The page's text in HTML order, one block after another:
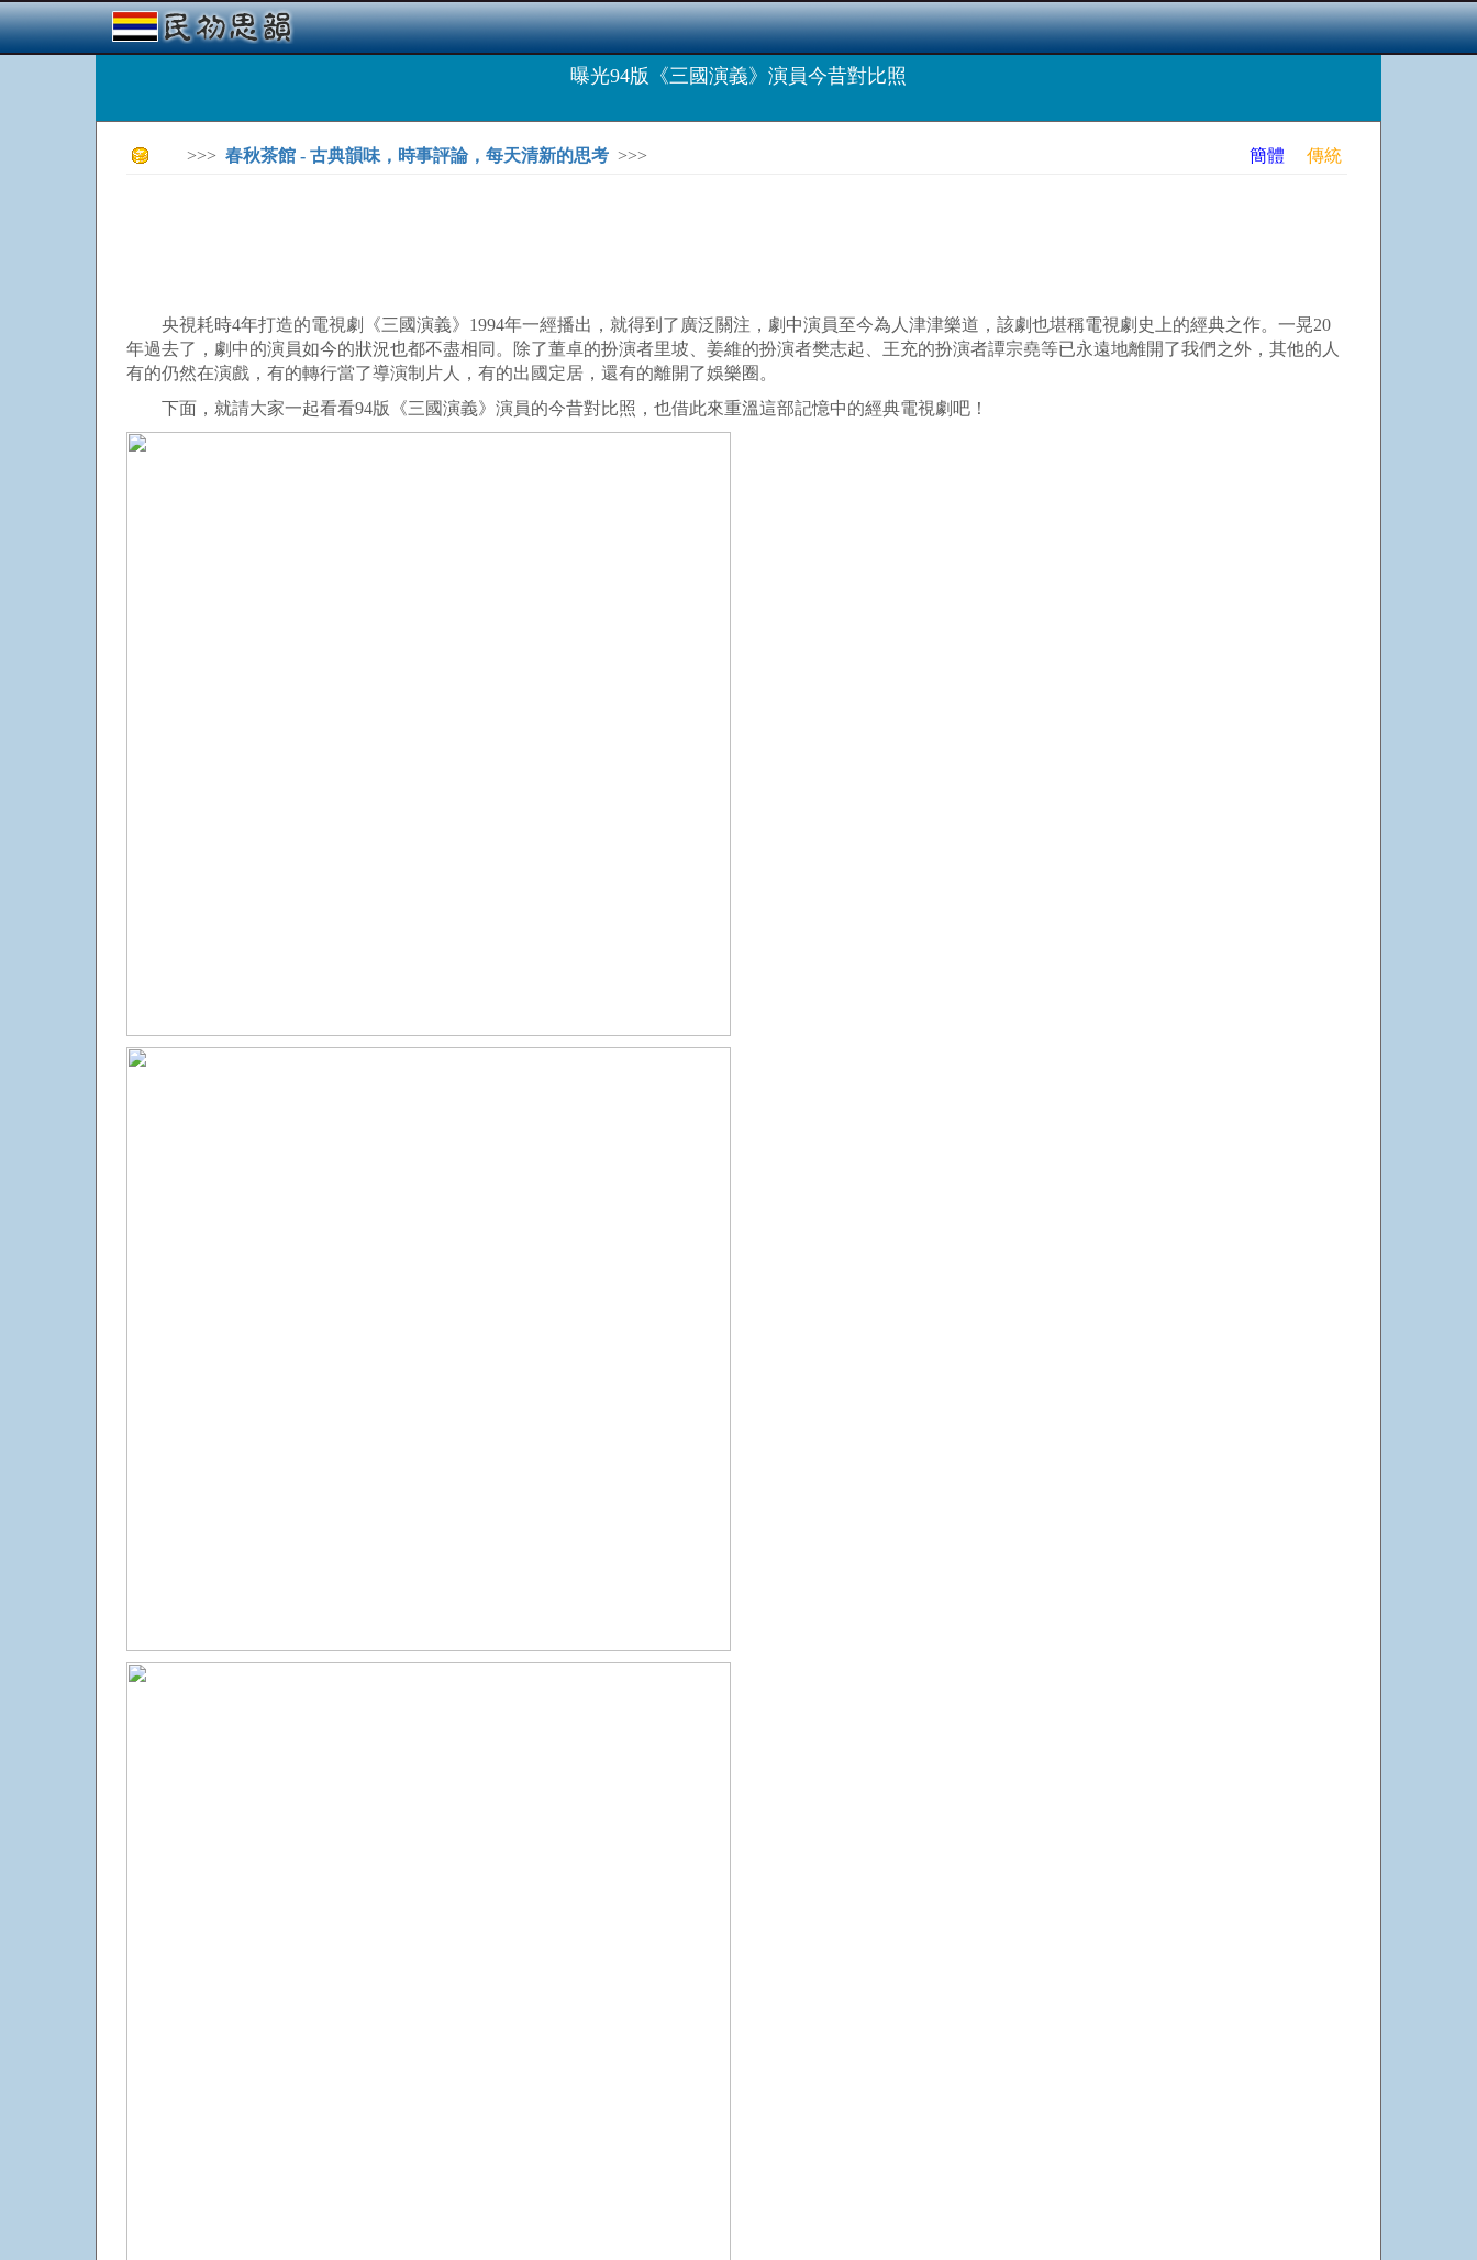
曝光94版《三國演義》演員今昔對比照
>>> 春秋茶館 - 古典韻味，時事評論，每天清新的思考 >>> 簡體 傳統
央視耗時4年打造的電視劇《三國演義》1994年一經播出，就得到了廣泛關注，劇中演員至今為人津津樂道，該劇也堪稱電視劇史上的經典之作。一晃20
年過去了，劇中的演員如今的狀況也都不盡相同。除了董卓的扮演者里坡、姜維的扮演者樊志起、王充的扮演者譚宗堯等已永遠地離開了我們之外，其他的人
有的仍然在演戲，有的轉行當了導演制片人，有的出國定居，還有的離開了娛樂圈。
下面，就請大家一起看看94版《三國演義》演員的今昔對比照，也借此來重溫這部記憶中的經典電視劇吧！